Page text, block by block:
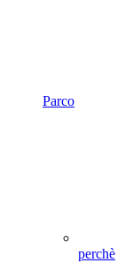
Parco
perchè